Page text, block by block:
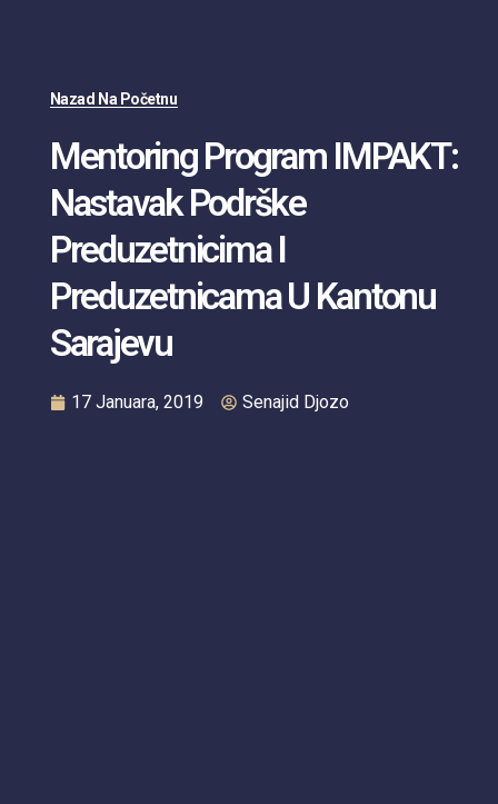
Nazad Na Početnu
Mentoring Program IMPAKT:
Nastavak Podrške
Preduzetnicima I
Preduzetnicama U Kantonu
Sarajevu
17 Januara, 2019 Senajid Djozo